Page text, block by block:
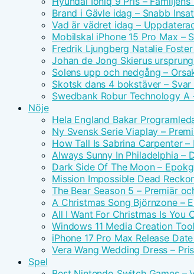
Brand i Gävle idag – Snabb
Vad är vädret idag –
Mobilskal iPhone 15 Pro Max –
Fredrik Ljungberg Natalie
Johan de Jong Skierus
Solens upp och nedgång –
Skotsk dans 4 bokstäver –
Swedbank Robur Technology
Nöje
Hela England Bakar
Ny Svensk Serie Viaplay –
How Tall Is Sabrina Carpenter
Always Sunny In Philadelphia –
Dark Side Of The Moon –
Mission Impossible Dead
The Bear Season 5 – Premiär
A Christmas Song Björnzone –
All I Want For Christmas Is You
Windows 11 Media Creation
iPhone 17 Pro Max Release
Vera Wang Wedding Dress –
Spel